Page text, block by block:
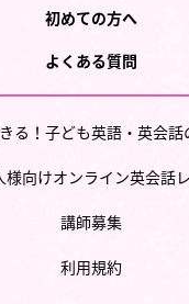
初めての方へ
よくある質問
る！子ども英語・英会話
様向けオンライン英会話
講師募集
利用規約